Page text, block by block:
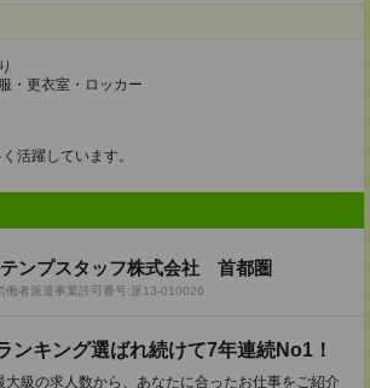
・更衣室・ロッカー
活躍しています。
ンプスタッフ株式会社 首都圏
働者派遣事業許可番号:派13-010026
ンキング選ばれ続けて7年連続No1！
大級の求人数から、あなたに合ったお仕事をご紹介